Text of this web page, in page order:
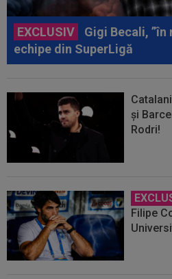
EXCLUSIV
Gigi Becali, ”în
echipe din SuperLigă
și
Rodri!
Filipe